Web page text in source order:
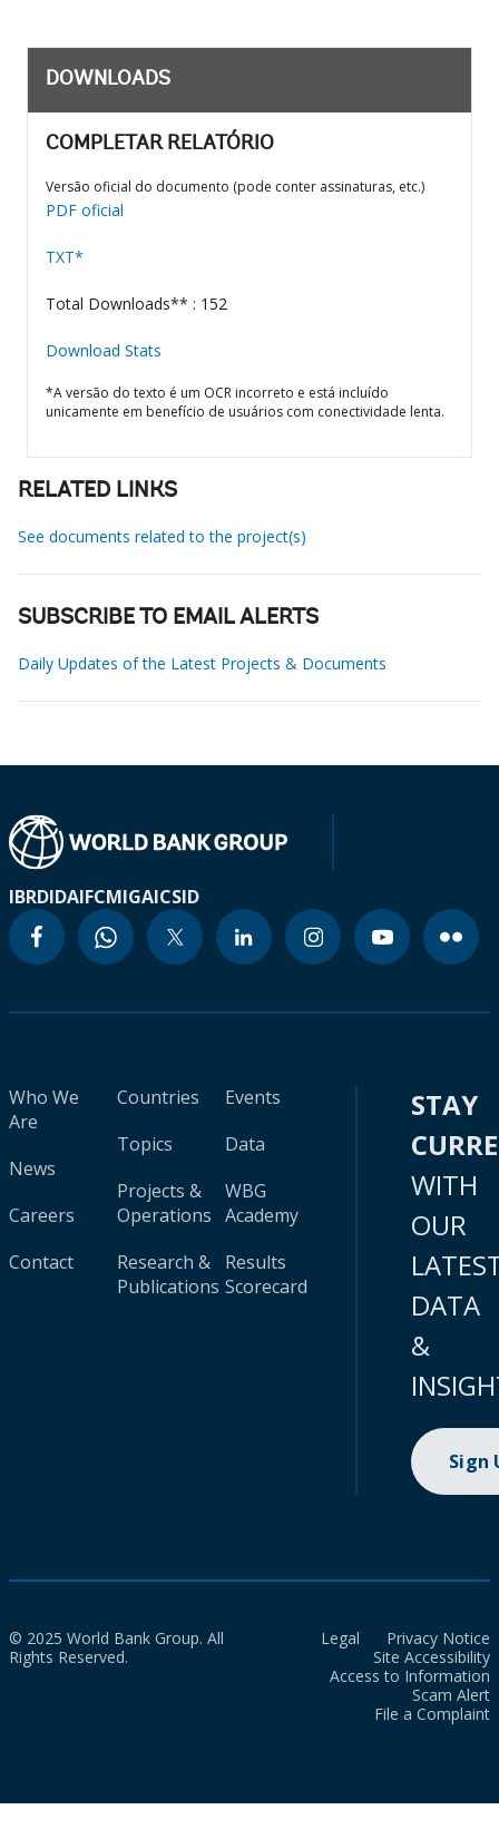
DOWNLOADS
COMPLETAR RELATÓRIO
Versão oficial do documento (pode conter assinaturas, etc.)
PDF oficial
TXT*
Total Downloads** : 152
Download Stats
*A versão do texto é um OCR incorreto e está incluído
unicamente em benefício de usuários com conectividade lenta.
RELATED LINKS
See documents related to the project(s)
SUBSCRIBE TO EMAIL ALERTS
Daily Updates of the Latest Projects & Documents
IBRDIDAIFCMIGAICSID
Who We
Are
News
Careers
Contact
Countries
Topics
Projects &
Operations
Research &
Publications
Events
Data
WBG
Academy
Results
Scorecard
STAY
WITH
OUR
DATA
&
Sign
© 2025 World Bank Group. All
Rights Reserved.
Legal
Privacy Notice
Site Accessibility
Access to Information
Scam Alert
File a Complaint